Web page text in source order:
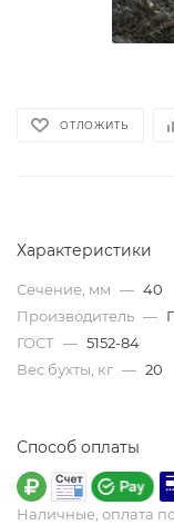
ОТЛОЖИТЬ
Характеристики
Сечение, мм — 40
Производитель —
ГОСТ — 5152-84
Вес бухты, кг — 20
Способ оплаты
Наличные, оплата